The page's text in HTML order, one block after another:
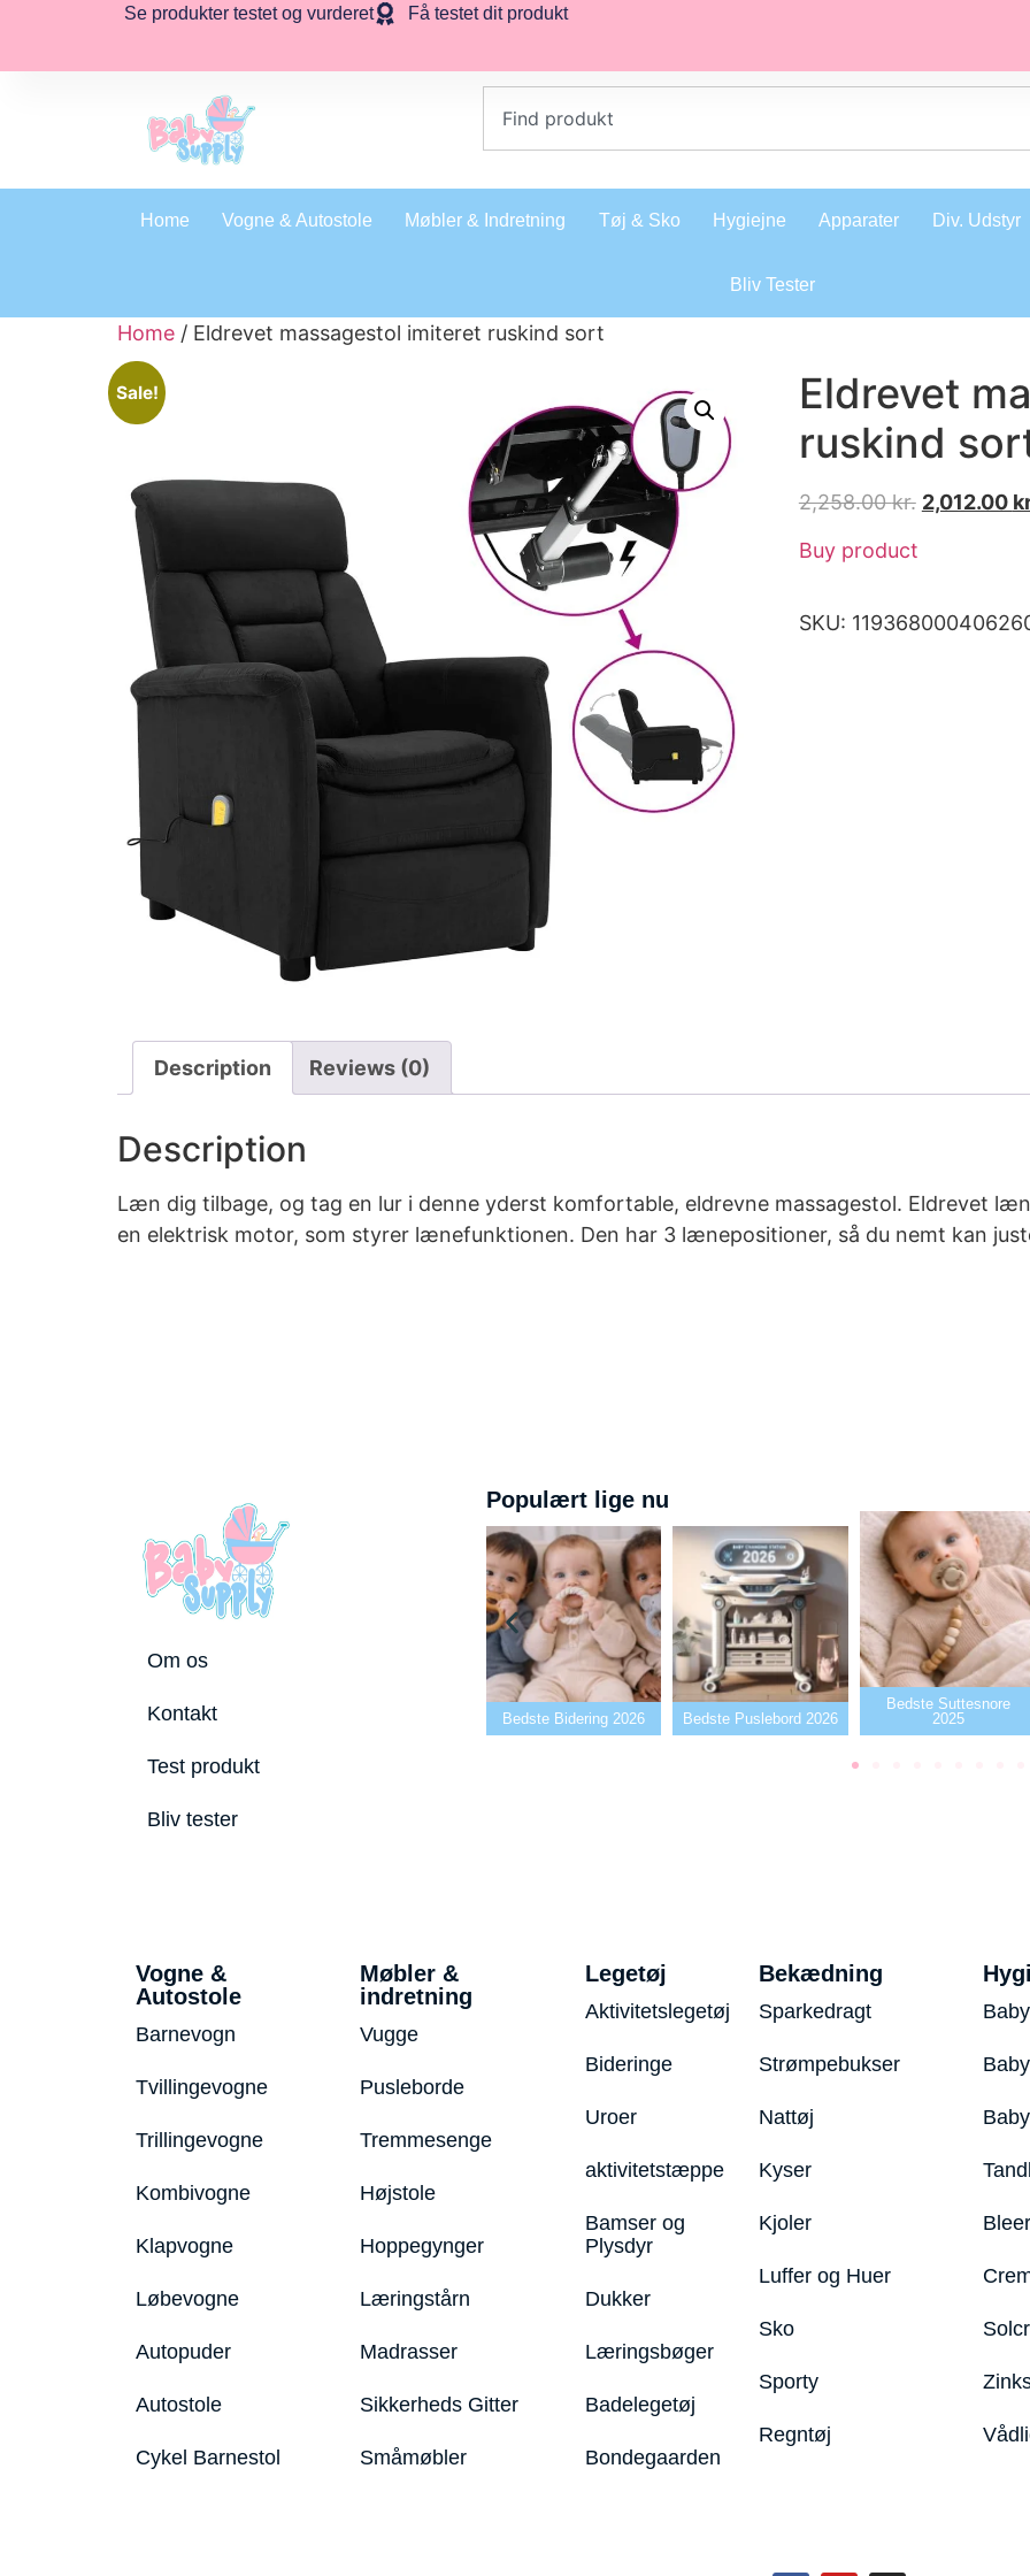
Se produkter testet og vurderet Få testet dit produkt
Home Vogne & Autostole Møbler & Indretning Tøj & Sko Hygiejne Apparater Div. Udstyr
Bliv Tester
Home / Eldrevet massagestol imiteret ruskind sort
Sale!
Eldrevet
ruskind
2,258.00kr. 2,012.00
Buy product
SKU:
Description Reviews (0)
Description
Læn dig tilbage, og tag en lur i denne yderst komfortable, eldrevne massagestol. Eldrevet
en elektrisk motor, som styrer lænefunktionen. Den har 3 lænepositioner, så du nemt kan
Om os
Kontakt
Test produkt
Bliv tester
Populært lige nu
Bedste puslepude 2026 Bedste Puslebord 2026
Bedste Suttesnore
2025
Bedste
Vogne &
Autostole
Barnevogn
Tvillingevogne
Trillingevogne
Kombivogne
Klapvogne
Løbevogne
Autopuder
Autostole
Cykel Barnestol
Møbler &
indretning
Vugge
Pusleborde
Tremmesenge
Højstole
Hoppegynger
Læringstårn
Madrasser
Sikkerheds Gitter
Småmøbler
Legetøj
Aktivitetslegetøj
Bideringe
Uroer
aktivitetstæppe
Bamser og
Plysdyr
Dukker
Læringsbøger
Badelegetøj
Bondegaarden
Bekædning
Sparkedragt
Strømpebukser
Nattøj
Kyser
Kjoler
Luffer og Huer
Sko
Sporty
Regntøj